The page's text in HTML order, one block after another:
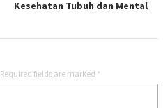
Kesehatan Tubuh dan Mental
Required fields are marked *